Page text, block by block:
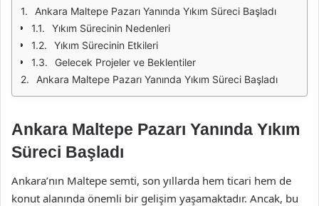
Ankara Maltepe Pazarı Yanında Yıkım Süreci Başladı
Yıkım Sürecinin Nedenleri
Yıkım Sürecinin Etkileri
Gelecek Projeler ve Beklentiler
Ankara Maltepe Pazarı Yanında Yıkım Süreci Başladı
Ankara Maltepe Pazarı Yanında Yıkım
Süreci Başladı
Ankara’nın Maltepe semti, son yıllarda hem ticari hem de
konut alanında önemli bir gelişim yaşamaktadır. Ancak, bu